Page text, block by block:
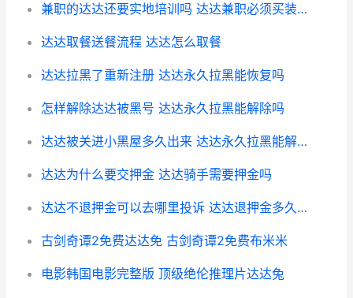
兼职的达达还要实地培训吗 达达兼职必须买装备吗
达达取餐送餐流程 达达怎么取餐
达达拉黑了重新注册 达达永久拉黑能恢复吗
怎样解除达达被黑号 达达永久拉黑能解除吗
达达被关进小黑屋多久出来 达达永久拉黑能解除吗
达达为什么要交押金 达达骑手需要押金吗
达达不退押金可以去哪里投诉 达达退押金多久到账
古剑奇谭2免费达达免 古剑奇谭2免费布米米
电影韩国电影完整版 顶级绝伦推理片达达兔